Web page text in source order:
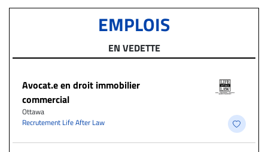
EMPLOIS
EN VEDETTE
Avocat.e en droit immobilier
commercial
Ottawa
Recrutement Life After Law